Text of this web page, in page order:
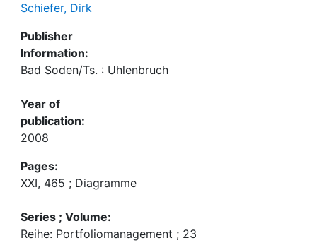
Schiefer, Dirk
Publisher
Information:
Bad Soden/Ts. : Uhlenbruch
Year of
publication:
2008
Pages:
XXI, 465 ; Diagramme
Series ; Volume:
Reihe: Portfoliomanagement ; 23